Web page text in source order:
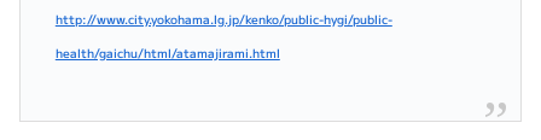
http://www.city.yokohama.lg.jp/kenko/public-hygi/public-
health/gaichu/html/atamajirami.html